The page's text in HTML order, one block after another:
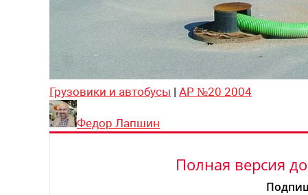
Грузовики и автобусы | АР №20 2004
Федор Лапшин
Полная версия